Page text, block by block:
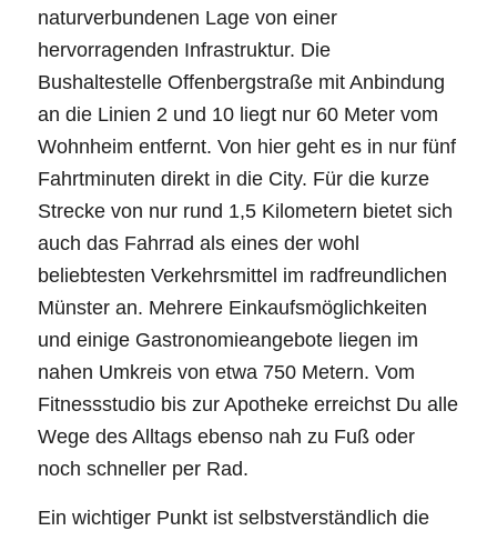
naturverbundenen Lage von einer
hervorragenden Infrastruktur. Die
Bushaltestelle Offenbergstraße mit Anbindung
an die Linien 2 und 10 liegt nur 60 Meter vom
Wohnheim entfernt. Von hier geht es in nur fünf
Fahrtminuten direkt in die City. Für die kurze
Strecke von nur rund 1,5 Kilometern bietet sich
auch das Fahrrad als eines der wohl
beliebtesten Verkehrsmittel im radfreundlichen
Münster an. Mehrere Einkaufsmöglichkeiten
und einige Gastronomieangebote liegen im
nahen Umkreis von etwa 750 Metern. Vom
Fitnessstudio bis zur Apotheke erreichst Du alle
Wege des Alltags ebenso nah zu Fuß oder
noch schneller per Rad.
Ein wichtiger Punkt ist selbstverständlich die